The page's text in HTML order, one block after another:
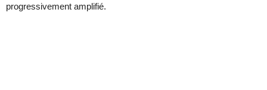
progressivement amplifié.